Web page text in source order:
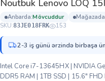
Noutbuk Lenovo LOQ
anbarda: mövcuddur
SKU:83JE018FRK 153
2-3 iş günü ərzində birbaşa
Intel Core i7-13645HX | NVIDIA
DDR5 RAM | 1TB SSD | 15.6″